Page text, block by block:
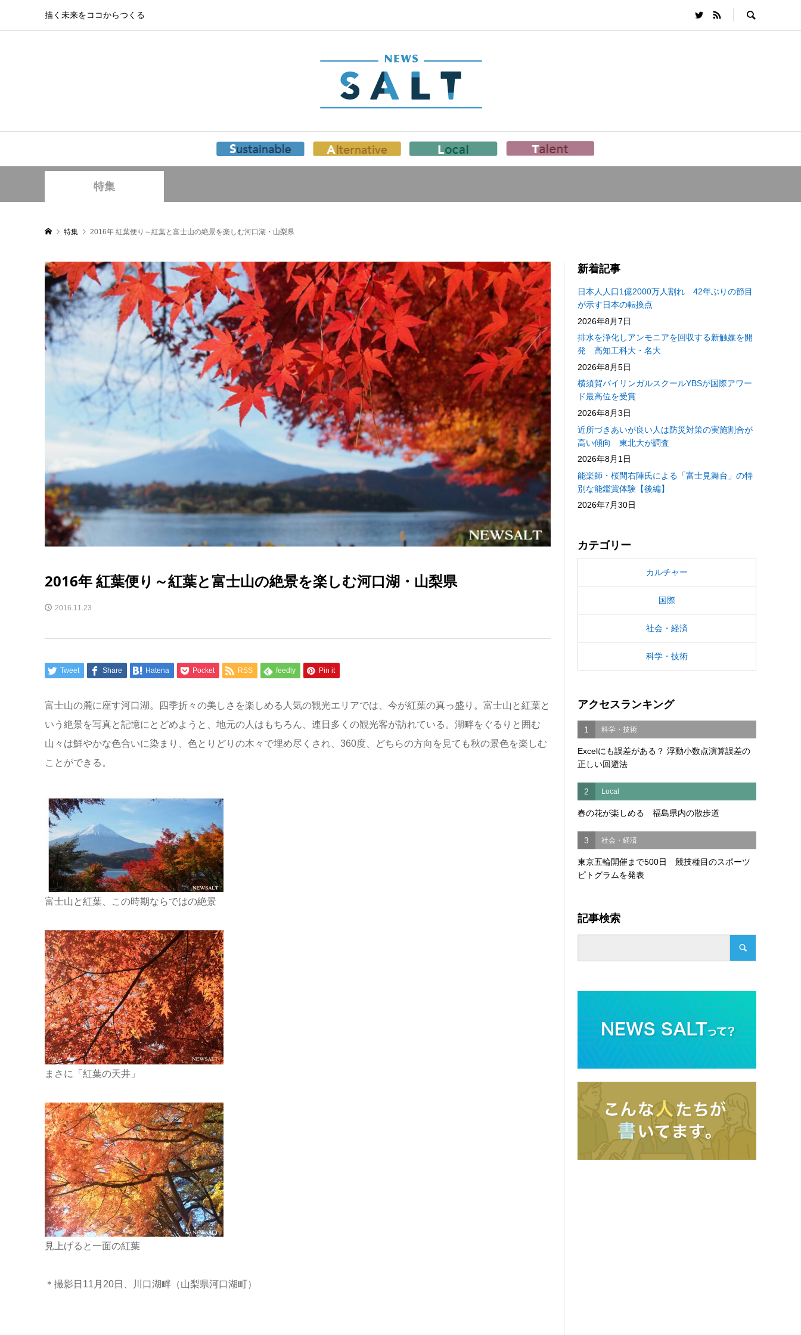
描く未来をココからつくる
特集
特集 2016年 紅葉便り～紅葉と富士山の絶景を楽しむ河口湖・山梨県
2016年 紅葉便り～紅葉と富士山の絶景を楽しむ河口湖・山梨県
2016.11.23
Tweet Share Hatena Pocket RSS feedly Pin it
富士山の麓に座す河口湖。四季折々の美しさを楽しめる人気の観光エリアでは、今が紅葉の真っ盛り。富士山と紅葉と
いう絶景を写真と記憶にとどめようと、地元の人はもちろん、連日多くの観光客が訪れている。湖畔をぐるりと囲む
山々は鮮やかな色合いに染まり、色とりどりの木々で埋め尽くされ、360度、どちらの方向を見ても秋の景色を楽しむ
ことができる。
富士山と紅葉、この時期ならではの絶景
まさに「紅葉の天井」
見上げると一面の紅葉
＊撮影日11月20日、川口湖畔（山梨県河口湖町）
新着記事
日本人人口1億2000万人割れ 42年ぶりの節目
が示す日本の転換点
2026年8月7日
排水を浄化しアンモニアを回収する新触媒を開
発 高知工科大・名大
2026年8月5日
横須賀バイリンガルスクールYBSが国際アワー
ド最高位を受賞
2026年8月3日
近所づきあいが良い人は防災対策の実施割合が
高い傾向 東北大が調査
2026年8月1日
能楽師・桜間右陣氏による「富士見舞台」の特
別な能鑑賞体験【後編】
2026年7月30日
カテゴリー
カルチャー
国際
社会・経済
科学・技術
アクセスランキング
1 科学・技術
Excelにも誤差がある？ 浮動小数点演算誤差の
正しい回避法
2 Local
春の花が楽しめる 福島県内の散歩道
3 社会・経済
東京五輪開催まで500日 競技種目のスポーツ
ピトグラムを発表
記事検索